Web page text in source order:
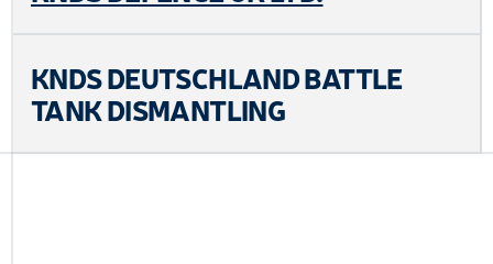
KNDS DEUTSCHLAND BATTLE
TANK DISMANTLING